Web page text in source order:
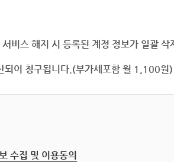
비스 해지 시 등록된 계정 정보가 일괄
되어 청구됩니다.(부가세포함 월 1,100원)
수집 및 이용동의